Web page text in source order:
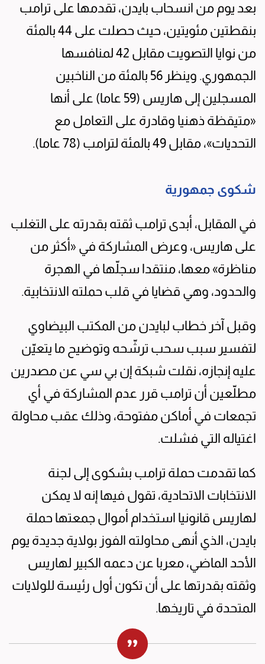
بعد يوم من انسحاب بايدن، تقدمها على ترامب
بنقطتين مئويتين، حيث حصلت على 44 بالمئة
من نوايا التصويت مقابل 42 لمنافسها
الجمهوري. وينظر 56 بالمئة من الناخبين
المسجلين إلى هاريس (59 عاما) على أنها
«متيقظة ذهنيا وقادرة على التعامل مع
التحديات»، مقابل 49 بالمئة لترامب (78 عاما).
شكوى جمهورية
في المقابل، أبدى ترامب ثقته بقدرته على التغلب
على هاريس، وعرض المشاركة في «أكثر من
مناظرة» معها، منتقدا سجلّها في الهجرة
والحدود، وهي قضايا في قلب حملته الانتخابية.
وقبل آخر خطاب لبايدن من المكتب البيضاوي
لتفسير سبب سحب ترشّحه وتوضيح ما يتعيّن
عليه إنجازه، نقلت شبكة إن بي سي عن مصدرين
مطلّعين أن ترامب قرر عدم المشاركة في أي
تجمعات في أماكن مفتوحة، وذلك عقب محاولة
اغتياله التي فشلت.
كما تقدمت حملة ترامب بشكوى إلى لجنة
الانتخابات الاتحادية، تقول فيها إنه لا يمكن
لهاريس قانونيا استخدام أموال جمعتها حملة
بايدن، الذي أنهى محاولته الفوز بولاية جديدة يوم
الأحد الماضي، معربا عن دعمه الكبير لهاريس
وثقته بقدرتها على أن تكون أول رئيسة للولايات
المتحدة في تاريخها.